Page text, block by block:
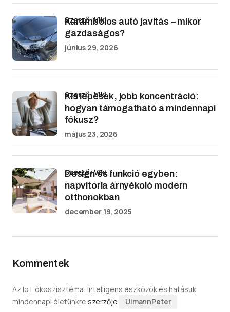
Karambolos autó javítás – mikor
gazdaságos?
Szerző: Viki
június 29, 2026
Kis lépések, jobb koncentráció:
hogyan támogatható a mindennapi
fókusz?
Szerző: Viki
május 23, 2026
Design és funkció egyben:
napvitorla árnyékoló modern
otthonokban
Szerző: Viki
december 19, 2025
Kommentek
Az IoT ökoszisztéma: Intelligens eszközök és hatásuk
mindennapi életünkre szerzője UlmannPeter